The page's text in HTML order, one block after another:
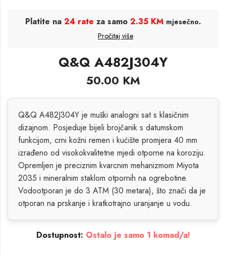
Platite na 24 rate za samo 2.35 KM mjesečno.
Pročitaj više
Q&Q A482J304Y
50.00 KM
Q&Q A482J304Y je muški analogni sat s klasičnim
dizajnom. Posjeduje bijeli brojčanik s datumskom
funkcijom, crni kožni remen i kućište promjera 40 mm
izrađeno od visokokvalitetne mjedi otporne na koroziju.
Opremljen je preciznim kvarcnim mehanizmom Miyota
2035 i mineralnim staklom otpornih na ogrebotine.
Vodootporan je do 3 ATM (30 metara), što znači da je
otporan na prskanje i kratkotrajno uranjanje u vodu.
Dostupnost: Ostalo je samo 1 komad/a!